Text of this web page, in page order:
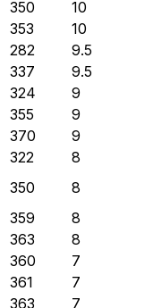
350
10
353
10
282
9.5
337
9.5
324
9
355
9
370
9
322
8
350
8
359
8
363
8
360
7
361
7
363
7